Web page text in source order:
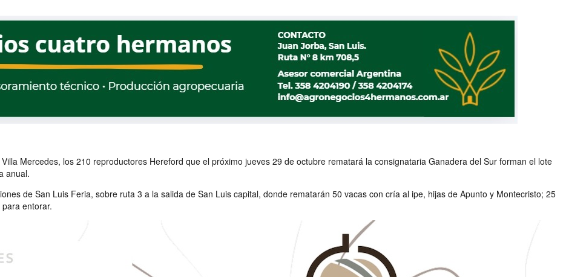
Mercedes, los 210 reproductores Hereford que el próximo jueves 29 de octubre rematará la consignataria Ganadera del Sur forman el lote
anual.
de San Luis Feria, sobre ruta 3 a la salida de San Luis capital, donde rematarán 50 vacas con cría al ipe, hijas de Apunto y Montecristo; 25
entorar.